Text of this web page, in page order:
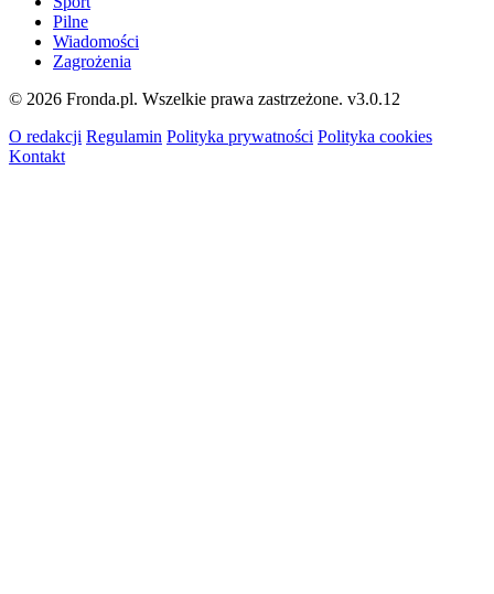
Pilne
Wiadomości
Zagrożenia
© 2026 Fronda.pl. Wszelkie prawa zastrzeżone. v3.0.12
O redakcji Regulamin Polityka prywatności Polityka cookies
Kontakt